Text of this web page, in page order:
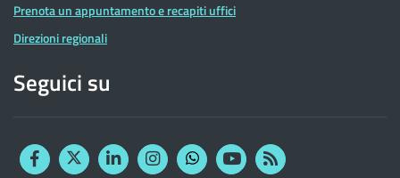
Prenota un appuntamento e recapiti uffici
Direzioni regionali
Seguici su
FacebookTwitterLinkedinInstagram YouTubeRSS